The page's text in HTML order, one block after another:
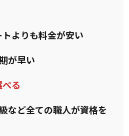
よりも料金が安い
が早い
る
など全ての職人が資格を